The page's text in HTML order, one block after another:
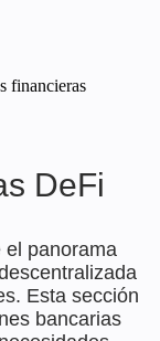
financieras
DeFi
el panorama
Esta sección
bancarias